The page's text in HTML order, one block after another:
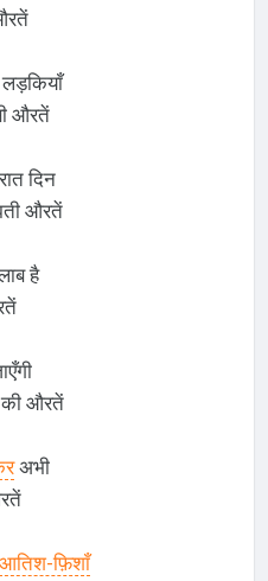
औरतें
दिन
औरतें
है
की औरतें
अभी
आतिश-फ़िशाँ